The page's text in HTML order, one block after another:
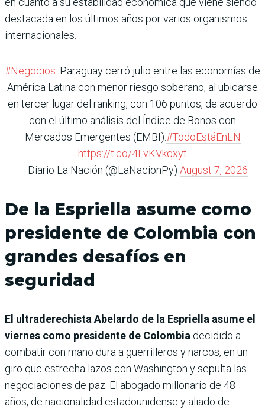
destacada en los últimos años por varios organismos
internacionales.
#Negocios . Paraguay cerró julio entre las economías de
América Latina con menor riesgo soberano, al ubicarse
en tercer lugar del ranking, con 106 puntos, de acuerdo
con el último análisis del Índice de Bonos con
Mercados Emergentes (EMBI).#TodoEstáEnLN
https://t.co/4LvKVkqxyt
— Diario La Nación (@LaNacionPy) August 7, 2026
De la Espriella asume como
presidente de Colombia con
grandes desafíos en
seguridad
El ultraderechista Abelardo de la Espriella asume el
viernes como presidente de Colombia decidido a
combatir con mano dura a guerrilleros y narcos, en un
giro que estrecha lazos con Washington y sepulta las
negociaciones de paz. El abogado millonario de 48
años, de nacionalidad estadounidense y aliado de